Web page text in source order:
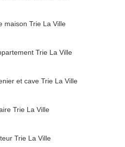
maison Trie La Ville
Trie La Ville
et cave Trie La Ville
Trie La Ville
Trie La Ville